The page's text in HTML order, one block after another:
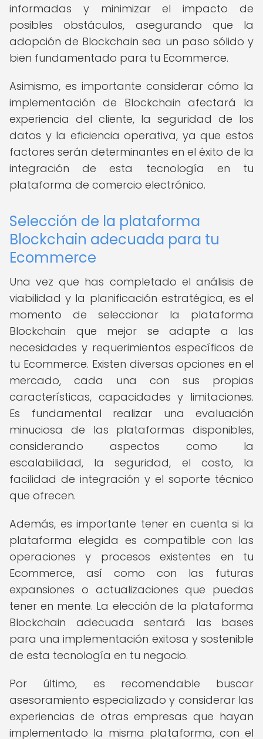
informadas y minimizar el impacto de
posibles obstáculos, asegurando que la
adopción de Blockchain sea un paso sólido y
bien fundamentado para tu Ecommerce.
Asimismo, es importante considerar cómo la
implementación de Blockchain afectará la
experiencia del cliente, la seguridad de los
datos y la eficiencia operativa, ya que estos
factores serán determinantes en el éxito de la
integración de esta tecnología en tu
plataforma de comercio electrónico.
Selección de la plataforma
Blockchain adecuada para tu
Ecommerce
Una vez que has completado el análisis de
viabilidad y la planificación estratégica, es el
momento de seleccionar la plataforma
Blockchain que mejor se adapte a las
necesidades y requerimientos específicos de
tu Ecommerce. Existen diversas opciones en el
mercado, cada una con sus propias
características, capacidades y limitaciones.
Es fundamental realizar una evaluación
minuciosa de las plataformas disponibles,
considerando aspectos como la
escalabilidad, la seguridad, el costo, la
facilidad de integración y el soporte técnico
que ofrecen.
Además, es importante tener en cuenta si la
plataforma elegida es compatible con las
operaciones y procesos existentes en tu
Ecommerce, así como con las futuras
expansiones o actualizaciones que puedas
tener en mente. La elección de la plataforma
Blockchain adecuada sentará las bases
para una implementación exitosa y sostenible
de esta tecnología en tu negocio.
Por último, es recomendable buscar
asesoramiento especializado y considerar las
experiencias de otras empresas que hayan
implementado la misma plataforma, con el